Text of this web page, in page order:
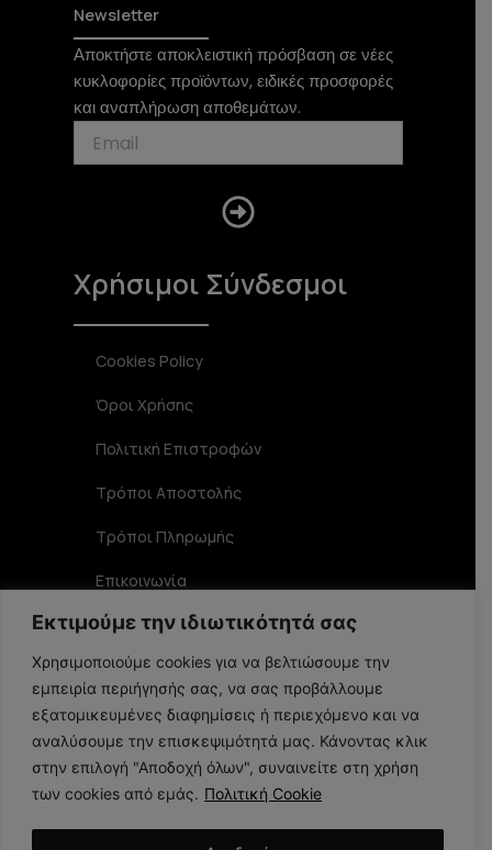
Εκτιμούμε την ιδιωτικότητά σας
Χρησιμοποιούμε cookies για να βελτιώσουμε την
εμπειρία περιήγησής σας, να σας προβάλλουμε
εξατομικευμένες διαφημίσεις ή περιεχόμενο και να
αναλύσουμε την επισκεψιμότητά μας. Κάνοντας κλικ
στην επιλογή "Αποδοχή όλων", συναινείτε στη χρήση
των cookies από εμάς. Πολιτική Cookie
t
o
k
t
a
g
r
a
b
o
o
k
Newsletter
Αποκτήστε αποκλειστική πρόσβαση σε νέες
κυκλοφορίες προϊόντων, ειδικές προσφορές
και αναπλήρωση αποθεμάτων.
Submit
Χρήσιμοι Σύνδεσμοι
Cookies Policy
Όροι Χρήσης
Πολιτική Επιστροφών
Τρόποι Αποστολής
Τρόποι Πληρωμής
Επικοινωνία
Στοιχεία Επικοινωνίας
Αριστοφάνους 19 TK 15234, Χαλάνδρι
210 6848356